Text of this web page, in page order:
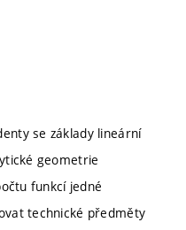
se základy lineární
geometrie
funkcí jedné
technické předměty